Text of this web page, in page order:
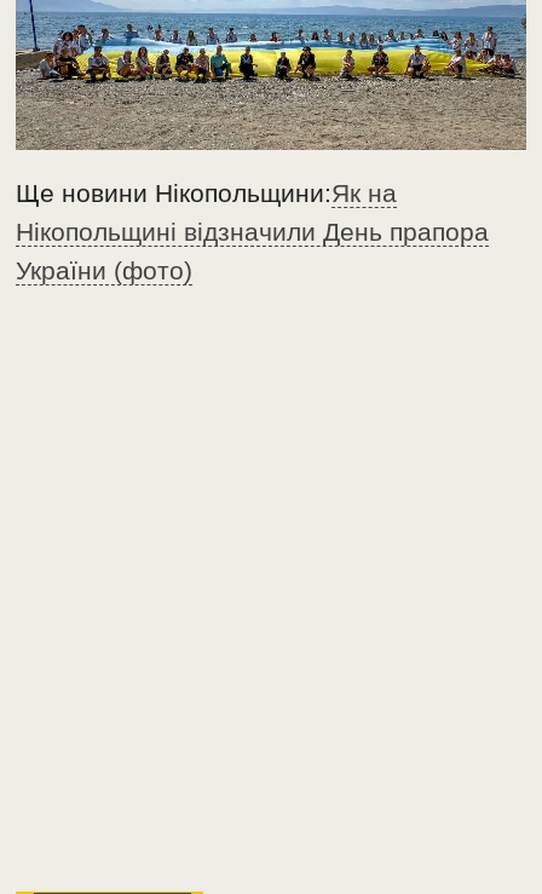
Ще новини Нікопольщини:Як на
Нікопольщині відзначили День прапора
України (фото)